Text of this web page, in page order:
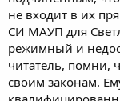
не входит в их
СИ МАУП для
режимный и
читатель, помни,
своим законам.